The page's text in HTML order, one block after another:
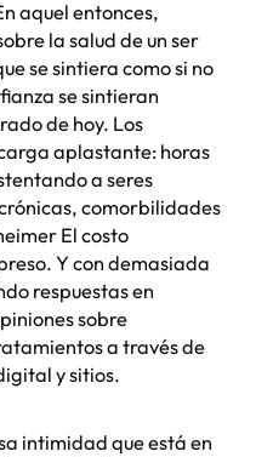
aquel entonces,
la salud de un ser
se sintiera como si no
se sintieran
de hoy. Los
aplastante: horas
a seres
comorbilidades
El costo
Y con demasiada
respuestas en
sobre
a través de
y sitios.
intimidad que está en